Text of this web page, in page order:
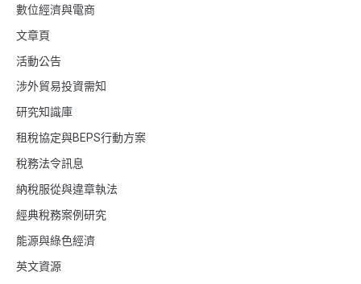
數位經濟與電商
文章頁
活動公告
涉外貿易投資需知
研究知識庫
租稅協定與BEPS行動方案
稅務法令訊息
納稅服從與違章執法
經典稅務案例研究
能源與綠色經濟
英文資源